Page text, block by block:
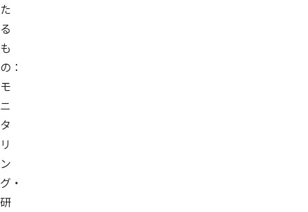
た
る
も
の：
モ
ニ
タ
リ
ン
グ・
研